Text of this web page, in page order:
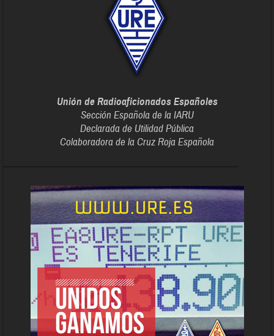
Unión de Radioaficionados Españoles
Sección Española de la IARU
Declarada de Utilidad Pública
Colaboradora de la Cruz Roja Española